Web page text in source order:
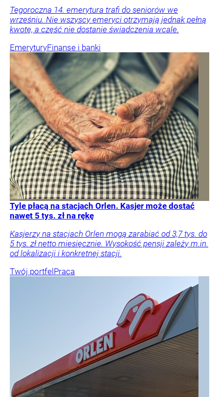
Tegoroczna 14. emerytura trafi do seniorów we
wrześniu. Nie wszyscy emeryci otrzymają jednak pełną
kwotę, a część nie dostanie świadczenia wcale.
EmeryturyFinanse i banki
Tyle płacą na stacjach Orlen. Kasjer może dostać
nawet 5 tys. zł na rękę
Kasjerzy na stacjach Orlen mogą zarabiać od 3,7 tys. do
5 tys. zł netto miesięcznie. Wysokość pensji zależy m.in.
od lokalizacji i konkretnej stacji.
Twój portfel Praca